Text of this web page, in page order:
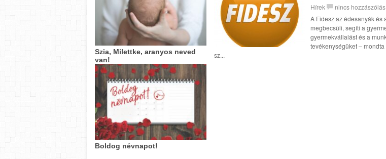
Hírek
nincs hozzászólás
A Fidesz az édesanyák és
megbecsüli, segíti a
gyermekvállalást és a
tevékenységüket –
sz...
Szia, Milettke, aranyos neved
van!
Boldog névnapot!